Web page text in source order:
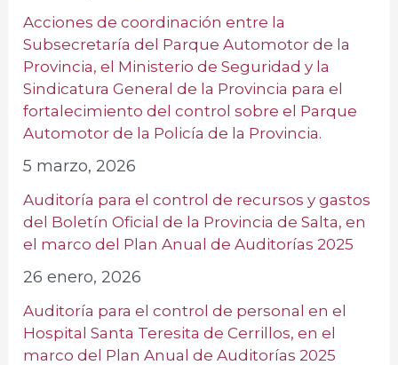
Acciones de coordinación entre la
Subsecretaría del Parque Automotor de la
Provincia, el Ministerio de Seguridad y la
Sindicatura General de la Provincia para el
fortalecimiento del control sobre el Parque
Automotor de la Policía de la Provincia.
5 marzo, 2026
Auditoría para el control de recursos y gastos
del Boletín Oficial de la Provincia de Salta, en
el marco del Plan Anual de Auditorías 2025
26 enero, 2026
Auditoría para el control de personal en el
Hospital Santa Teresita de Cerrillos, en el
marco del Plan Anual de Auditorías 2025